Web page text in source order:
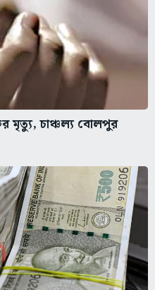
মৃত্যু, চাঞ্চল্য বোলপুর